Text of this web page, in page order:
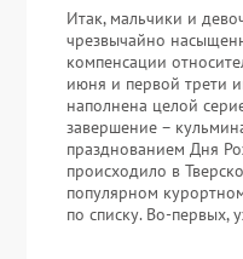
Итак, мальчики и
чрезвычайно
компенсации
июня и первой трети
наполнена целой
завершение –
празднованием Дня
происходило в
популярном
по списку. Во-первых,